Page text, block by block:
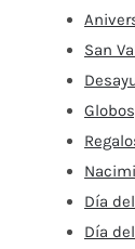
San
Día
Día